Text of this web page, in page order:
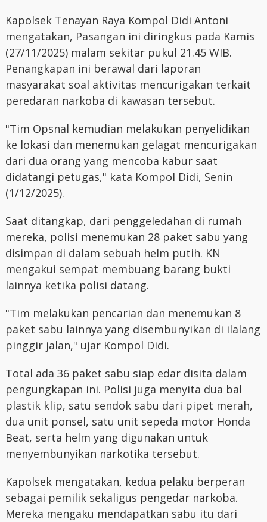
Kapolsek Tenayan Raya Kompol Didi Antoni
mengatakan, Pasangan ini diringkus pada Kamis
(27/11/2025) malam sekitar pukul 21.45 WIB.
Penangkapan ini berawal dari laporan
masyarakat soal aktivitas mencurigakan terkait
peredaran narkoba di kawasan tersebut.
"Tim Opsnal kemudian melakukan penyelidikan
ke lokasi dan menemukan gelagat mencurigakan
dari dua orang yang mencoba kabur saat
didatangi petugas," kata Kompol Didi, Senin
(1/12/2025).
Saat ditangkap, dari penggeledahan di rumah
mereka, polisi menemukan 28 paket sabu yang
disimpan di dalam sebuah helm putih. KN
mengakui sempat membuang barang bukti
lainnya ketika polisi datang.
"Tim melakukan pencarian dan menemukan 8
paket sabu lainnya yang disembunyikan di ilalang
pinggir jalan," ujar Kompol Didi.
Total ada 36 paket sabu siap edar disita dalam
pengungkapan ini. Polisi juga menyita dua bal
plastik klip, satu sendok sabu dari pipet merah,
dua unit ponsel, satu unit sepeda motor Honda
Beat, serta helm yang digunakan untuk
menyembunyikan narkotika tersebut.
Kapolsek mengatakan, kedua pelaku berperan
sebagai pemilik sekaligus pengedar narkoba.
Mereka mengaku mendapatkan sabu itu dari